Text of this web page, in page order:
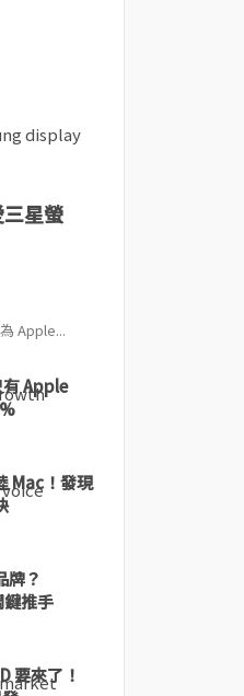
星螢
Apple...
有 Apple
Mac！發現
牌？
推手
要來了！